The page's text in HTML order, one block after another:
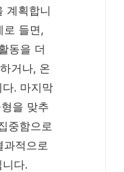
계획합니
로 들면,
동을 더
거나, 온
. 마지막
을 맞추
중함으로
적으로
다.